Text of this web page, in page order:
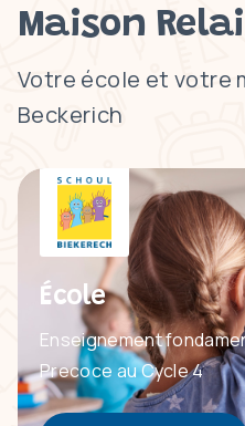
Maison
Votre école et votre
Beckerich
École
Enseignement
Precoce au Cycle 4